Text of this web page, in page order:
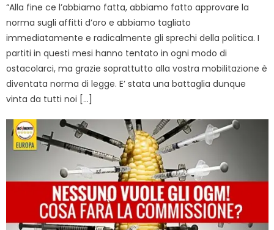
“Alla fine ce l’abbiamo fatta, abbiamo fatto approvare la
norma sugli affitti d’oro e abbiamo tagliato
immediatamente e radicalmente gli sprechi della politica. I
partiti in questi mesi hanno tentato in ogni modo di
ostacolarci, ma grazie soprattutto alla vostra mobilitazione è
diventata norma di legge. E’ stata una battaglia dunque
vinta da tutti noi […]